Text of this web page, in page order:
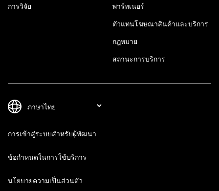
การวิจัย พาร์ทเนอร์
ตัวแทนโฆษณาสินค้าและบริการ
กฎหมาย
สถานะการบริการ
การเข้าสู่ระบบสำหรับผู้พัฒนา
ข้อกำหนดในการใช้บริการ
นโยบายความเป็นส่วนตัว